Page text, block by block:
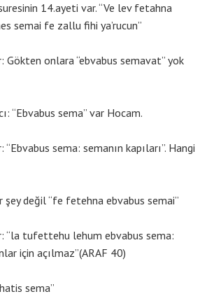
14.ayeti var. “Ve lev fetahna
semai fe zallu fihi ya’rucun”
Gökten onlara “ebvabus semavat” yok
“Ebvabus sema” var Hocam.
“Ebvabus sema: semanın kapıları”. Hangi
şey değil “fe fetehna ebvabus semai”
“la tufettehu lehum ebvabus sema:
için açılmaz”(ARAF 40)
sema”